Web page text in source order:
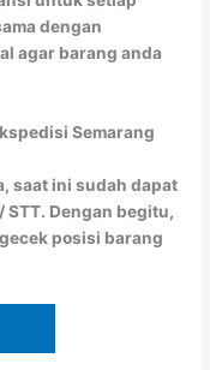
dengan
agar barang anda
Semarang
saat ini sudah dapat
Dengan begitu,
posisi barang